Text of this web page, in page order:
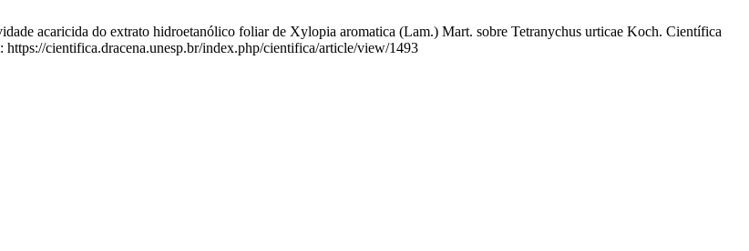
acaricida do extrato hidroetanólico foliar de Xylopia aromatica (Lam.) Mart. sobre Tetranychus urticae Koch. Científica
cientifica.dracena.unesp.br/index.php/cientifica/article/view/1493